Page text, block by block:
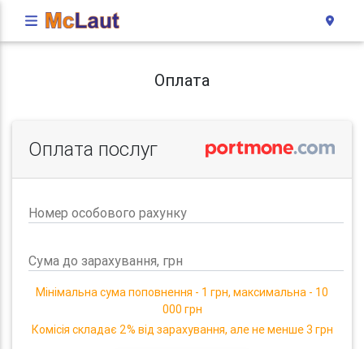
Оплата
Оплата послуг
Номер особового рахунку
Сума до зарахування, грн
Мінімальна сума поповнення - 1 грн, максимальна - 10
000 грн
Комісія складає 2% від зарахування, але не менше 3 грн